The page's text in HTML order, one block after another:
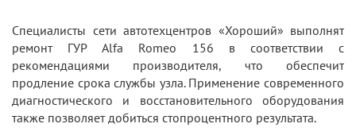
Специалисты сети автотехцентров «Хороший» выполнят
ремонт ГУР Alfa Romeo 156 в соответствии с
рекомендациями производителя, что обеспечит
продление срока службы узла. Применение современного
диагностического и восстановительного оборудования
также позволяет добиться стопроцентного результата.